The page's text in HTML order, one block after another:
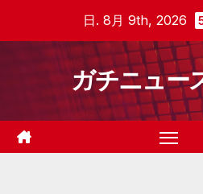
日. 8月 9th, 2026
ガチニュー